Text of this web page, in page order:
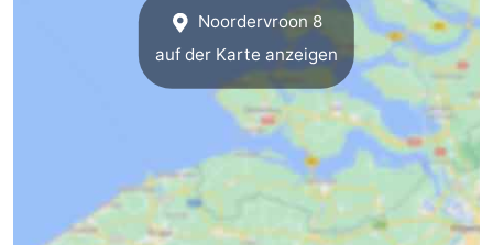
Ringstechen
Zoutelande
Noordervroon 8
auf der Karte anzeigen